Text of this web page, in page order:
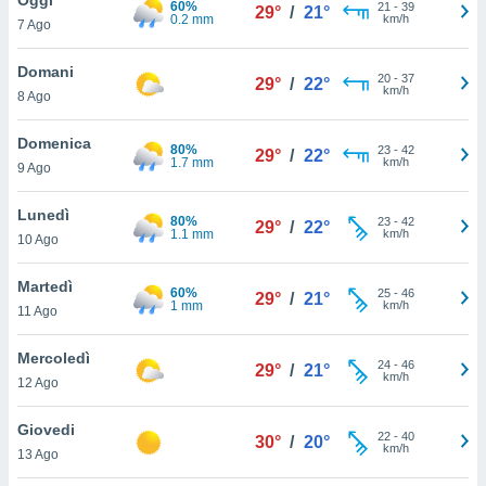
è
al sito
di
ci
di
il
un
la
nella
7 Ago
60%
0.2 mm
29° / 21° 21 - 39
km/h
Domani
8 Ago
29° / 22° 20- 37
km/h
Domenica
9 Ago
80%
1.7 mm
29° / 22° 23- 42
km/h
Lunedì
10 Ago
80%
1.1 mm
29° / 22° 23- 42
km/h
Martedì
11 Ago
60%
1 mm
29° / 21° 25- 46
km/h
Mercoledì
12 Ago
29° / 21° 24- 46
km/h
Giovedi
13 Ago
30° / 20° 22- 40
km/h